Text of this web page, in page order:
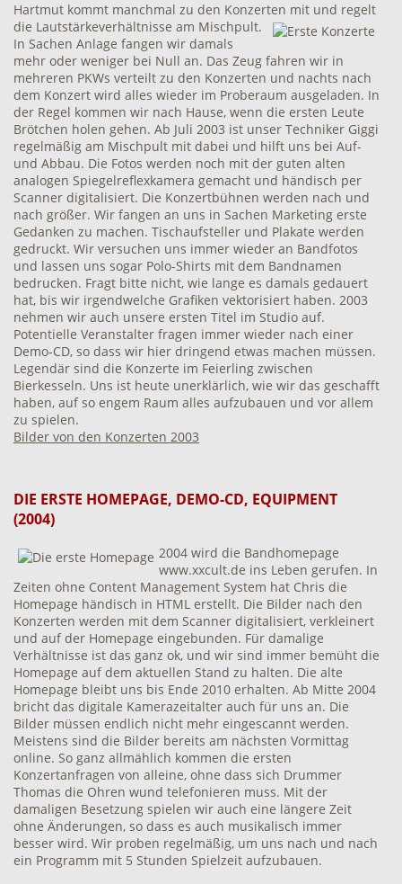
Hartmut kommt manchmal zu den Konzerten mit und regelt
die Lautstärkeverhältnisse am Mischpult.
In Sachen Anlage fangen wir damals
mehr oder weniger bei Null an. Das Zeug fahren wir in
mehreren PKWs verteilt zu den Konzerten und nachts nach
dem Konzert wird alles wieder im Proberaum ausgeladen. In
der Regel kommen wir nach Hause, wenn die ersten Leute
Brötchen holen gehen. Ab Juli 2003 ist unser Techniker Giggi
regelmäßig am Mischpult mit dabei und hilft uns bei Auf-
und Abbau. Die Fotos werden noch mit der guten alten
analogen Spiegelreflexkamera gemacht und händisch per
Scanner digitalisiert. Die Konzertbühnen werden nach und
nach größer. Wir fangen an uns in Sachen Marketing erste
Gedanken zu machen. Tischaufsteller und Plakate werden
gedruckt. Wir versuchen uns immer wieder an Bandfotos
und lassen uns sogar Polo-Shirts mit dem Bandnamen
bedrucken. Fragt bitte nicht, wie lange es damals gedauert
hat, bis wir irgendwelche Grafiken vektorisiert haben. 2003
nehmen wir auch unsere ersten Titel im Studio auf.
Potentielle Veranstalter fragen immer wieder nach einer
Demo-CD, so dass wir hier dringend etwas machen müssen.
Legendär sind die Konzerte im Feierling zwischen
Bierkesseln. Uns ist heute unerklärlich, wie wir das geschafft
haben, auf so engem Raum alles aufzubauen und vor allem
zu spielen.
Bilder von den Konzerten 2003
DIE ERSTE HOMEPAGE, DEMO-CD, EQUIPMENT
(2004)
2004 wird die Bandhomepage
www.xxcult.de ins Leben gerufen. In
Zeiten ohne Content Management System hat Chris die
Homepage händisch in HTML erstellt. Die Bilder nach den
Konzerten werden mit dem Scanner digitalisiert, verkleinert
und auf der Homepage eingebunden. Für damalige
Verhältnisse ist das ganz ok, und wir sind immer bemüht die
Homepage auf dem aktuellen Stand zu halten. Die alte
Homepage bleibt uns bis Ende 2010 erhalten. Ab Mitte 2004
bricht das digitale Kamerazeitalter auch für uns an. Die
Bilder müssen endlich nicht mehr eingescannt werden.
Meistens sind die Bilder bereits am nächsten Vormittag
online. So ganz allmählich kommen die ersten
Konzertanfragen von alleine, ohne dass sich Drummer
Thomas die Ohren wund telefonieren muss. Mit der
damaligen Besetzung spielen wir auch eine längere Zeit
ohne Änderungen, so dass es auch musikalisch immer
besser wird. Wir proben regelmäßig, um uns nach und nach
ein Programm mit 5 Stunden Spielzeit aufzubauen.